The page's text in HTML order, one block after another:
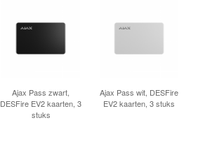
Ajax Pass zwart,
DESFire EV2 kaarten, 3
stuks
Ajax Pass wit, DESFire
EV2 kaarten, 3 stuks